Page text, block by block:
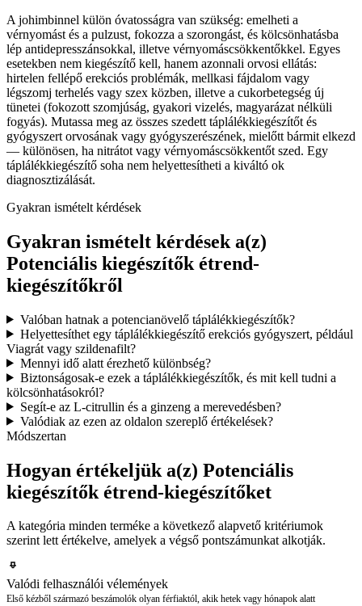
A johimbinnel külön óvatosságra van szükség: emelheti a
vérnyomást és a pulzust, fokozza a szorongást, és kölcsönhatásba
lép antidepresszánsokkal, illetve vérnyomáscsökkentőkkel. Egyes
esetekben nem kiegészítő kell, hanem azonnali orvosi ellátás:
hirtelen fellépő erekciós problémák, mellkasi fájdalom vagy
légszomj terhelés vagy szex közben, illetve a cukorbetegség új
tünetei (fokozott szomjúság, gyakori vizelés, magyarázat nélküli
fogyás). Mutassa meg az összes szedett táplálékkiegészítőt és
gyógyszert orvosának vagy gyógyszerészének, mielőtt bármit elkezd
— különösen, ha nitrátot vagy vérnyomáscsökkentőt szed. Egy
táplálékkiegészítő soha nem helyettesítheti a kiváltó ok
diagnosztizálását.
Gyakran ismételt kérdések
Gyakran ismételt kérdések a(z)
Potenciális kiegészítők étrend-
kiegészítőkről
Valóban hatnak a potencianövelő táplálékkiegészítők?
Helyettesíthet egy táplálékkiegészítő erekciós gyógyszert, például
Viagrát vagy szildenafilt?
Mennyi idő alatt érezhető különbség?
Biztonságosak-e ezek a táplálékkiegészítők, és mit kell tudni a
kölcsönhatásokról?
Segít-e az L-citrullin és a ginzeng a merevedésben?
Valódiak az ezen az oldalon szereplő értékelések?
Módszertan
Hogyan értékeljük a(z) Potenciális
kiegészítők étrend-kiegészítőket
A kategória minden terméke a következő alapvető kritériumok
szerint lett értékelve, amelyek a végső pontszámunkat alkotják.
Valódi felhasználói vélemények
Első kézből származó beszámolók olyan férfiaktól, akik hetek vagy hónapok alatt